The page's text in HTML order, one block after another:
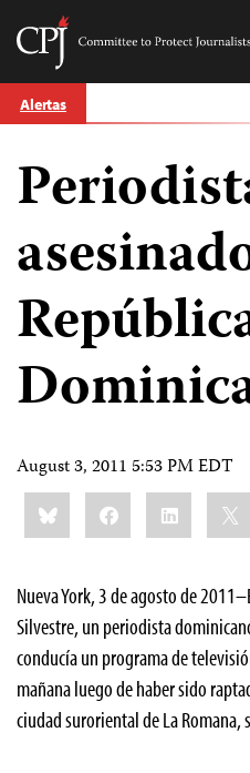
Skip
to
Committee
Journalists
Alertas
August 3, 2011 5:53 PM EDT
Share
this:BlueskyFacebookLinkedIn
Nueva York, 3 de agosto de
Silvestre, un periodista
conducía un programa de
mañana luego de haber sido
ciudad suroriental de La Romana,